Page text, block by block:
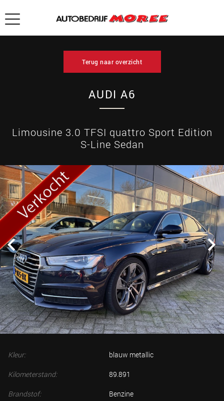
Terug naar overzicht
AUDI A6
Limousine 3.0 TFSI quattro Sport Edition
S-Line Sedan
Kleur: blauw metallic
Kilometerstand: 89.891
Brandstof: Benzine